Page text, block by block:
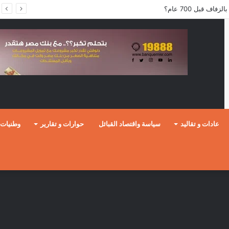
قبل 700 عام؟
عادات و تقاليد سياسة واقتصاد القبائل حوارات و تقارير وطنيات